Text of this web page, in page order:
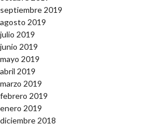
septiembre 2019
agosto 2019
julio 2019
junio 2019
mayo 2019
abril 2019
marzo 2019
febrero 2019
enero 2019
diciembre 2018